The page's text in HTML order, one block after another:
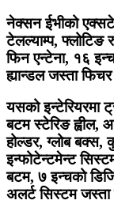
नेक्सन ईभीको
टेलल्याम्प,
फिन एन्टेना, १६
ह्यान्डल जस्ता
यसको इन्टेरियरमा
बटम स्टेरिङ ह्वील,
होल्डर, ग्लोब बक्स,
इन्फोटेन्टमेन्ट
बटम, ७ इन्चको
अलर्ट सिस्टम